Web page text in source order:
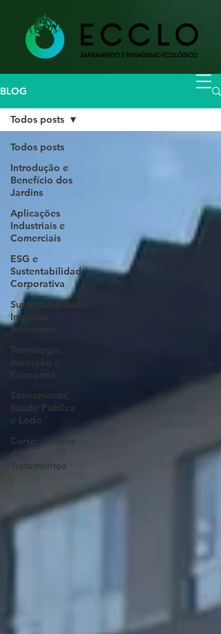
BLOG
Todos posts
Introdução e
Benefício dos
Jardins
Aplicações
Industriais e
Comerciais
ESG e
Sustentabilidade
Corporativa
Sustentabilidade
Impacto
Ambiental
Tecnologia,
Inovação e
Economia
Saneamento,
Saúde Pública
e Lodo
Curso: Jardins
de
Tratamentos
Todos posts